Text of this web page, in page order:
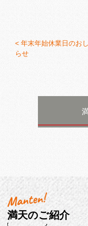
< 年末年始休業日のおし
らせ
満天のご紹介